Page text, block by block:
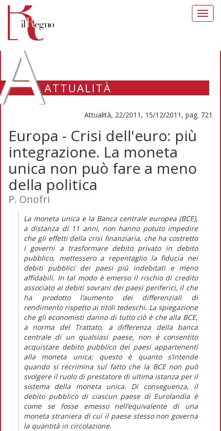
ATTUALITÀ
Attualità, 22/2011, 15/12/2011, pag. 721
Europa - Crisi dell'euro: più
integrazione. La moneta
unica non può fare a meno
della politica
P. Onofri
La moneta unica e la Banca centrale europea (BCE),
a distanza di 11 anni, non hanno potuto impedire
che gli effetti della crisi finanziaria, che ha costretto
i governi a trasformare debito privato in debito
pubblico, mettessero a repentaglio la fiducia nei
debiti pubblici dei paesi più indebitati e meno
affidabili. In tal modo è emerso il rischio di credito
associato ai debiti sovrani dei paesi periferici, il che
ha prodotto l’aumento dei differenziali di
rendimento rispetto ai titoli tedeschi. La spiegazione
che gli economisti danno di tutto ciò è che alla BCE,
a norma del Trattato, a differenza della banca
centrale di un qualsiasi paese, non è consentito
acquistare debito pubblico dei paesi appartenenti
alla moneta unica; questo è quanto s’intende
quando si recrimina sul fatto che la BCE non può
svolgere il ruolo di prestatore di ultima istanza per il
sistema della moneta unica. Di conseguenza, il
debito pubblico di ciascun paese di Eurolandia è
come se fosse emesso nell’equivalente di una
moneta straniera di cui il paese stesso non governa
la quantità in circolazione.